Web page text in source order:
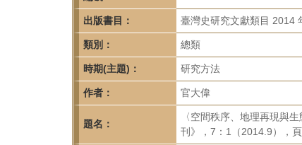
究
所-
首
頁
出版書目： 臺灣史研究文獻類目 2014
類別： 總類
時期(主題)： 研究方法
作者： 官大偉
題名：
〈空間秩序、地理再現與
刊》，7：1（2014.9），頁